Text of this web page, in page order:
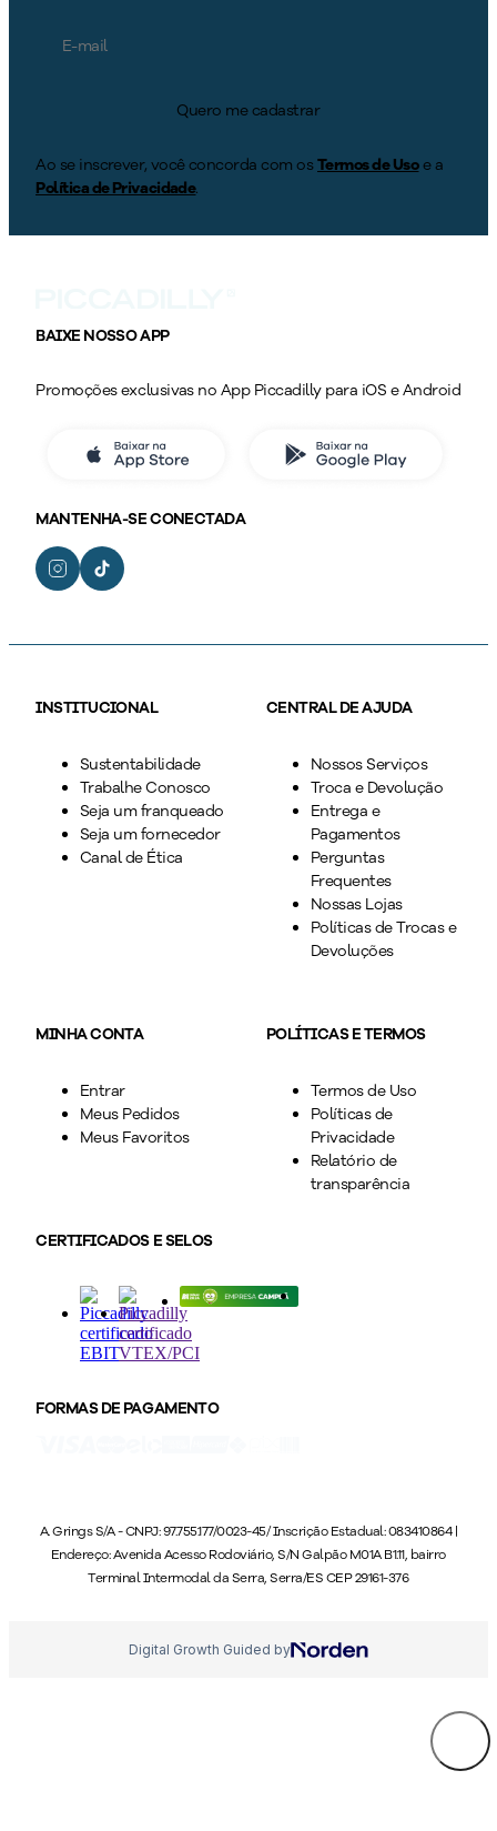
Quero me cadastrar
Ao se inscrever, você concorda com osTermos de Usoe a
Política de Privacidade.
BAIXE NOSSO APP
Promoções exclusivas no App Piccadilly para iOS e Android
MANTENHA-SE CONECTADA
INSTITUCIONAL
Sustentabilidade
Trabalhe Conosco
Seja um franqueado
Seja um fornecedor
Canal de Ética
CENTRAL DE AJUDA
Nossos Serviços
Troca e Devolução
Entrega e
Pagamentos
Perguntas
Frequentes
Nossas Lojas
Políticas de Trocas e
Devoluções
MINHA CONTA
Entrar
Meus Pedidos
Meus Favoritos
POLÍTICAS E TERMOS
Termos de Uso
Políticas de
Privacidade
Relatório de
transparência
CERTIFICADOS E SELOS
FORMAS DE PAGAMENTO
A. Grings S/A - CNPJ: 97.755.177/0023-45/ Inscrição Estadual: 083410864 |
Endereço: Avenida Acesso Rodoviário, S/N Galpão M01A B1.11, bairro
Terminal Intermodal da Serra, Serra/ES CEP 29161-376
Digital Growth Guided by